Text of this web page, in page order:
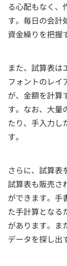
る心配もなく、
す。毎日の会計
資金繰りを把握
また、試算表は
フォントのレイ
が、金額を計算
す。なお、大量
たり、手入力し
す。
さらに、試算表
試算表も販売さ
ができます。手
た手計算となる
があります。ま
データを探し出